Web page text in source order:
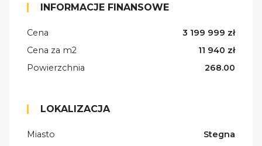
INFORMACJE FINANSOWE
Cena
3 199 999 zł
Cena za m2
11 940 zł
Powierzchnia
268.00
LOKALIZACJA
Miasto
Stegna